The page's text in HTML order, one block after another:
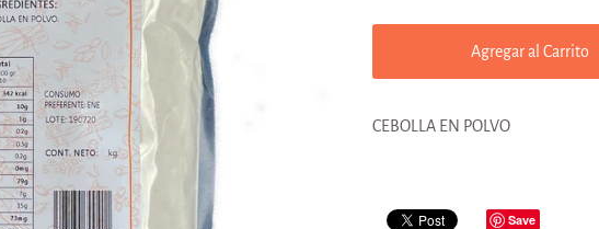
Agregar al Carrito
CEBOLLA EN POLVO
Save